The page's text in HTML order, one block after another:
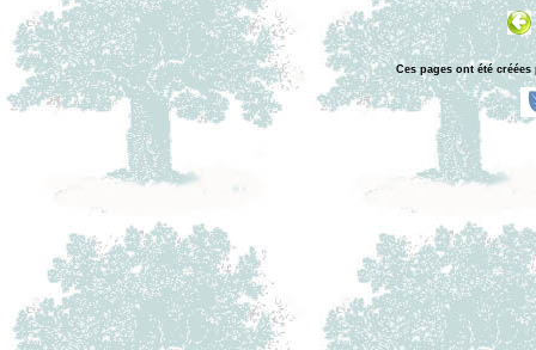
Ces pages ont été